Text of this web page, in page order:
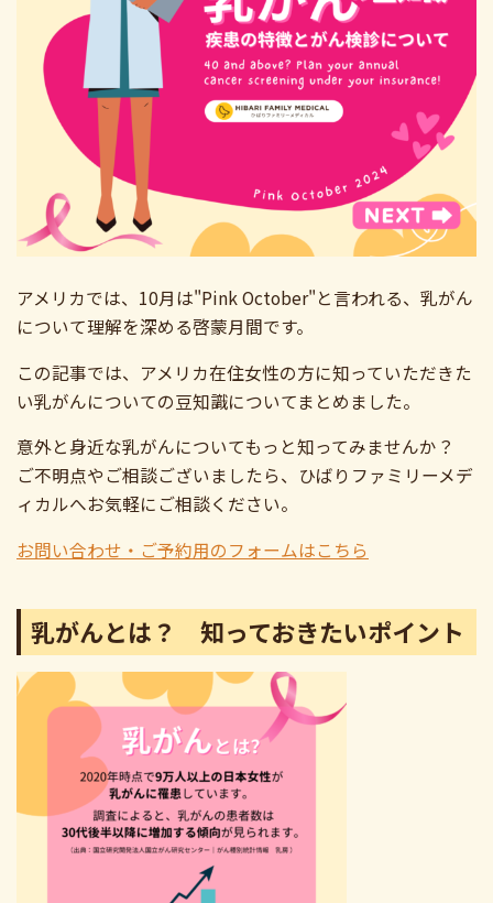
アメリカでは、10月は"Pink October"と言われる、乳がん
について理解を深める啓蒙月間です。
この記事では、アメリカ在住女性の方に知っていただきた
い乳がんについての豆知識についてまとめました。
意外と身近な乳がんについてもっと知ってみませんか？
ご不明点やご相談ございましたら、ひばりファミリーメデ
ィカルへお気軽にご相談ください。
お問い合わせ・ご予約用のフォームはこちら
乳がんとは？ 知っておきたいポイント